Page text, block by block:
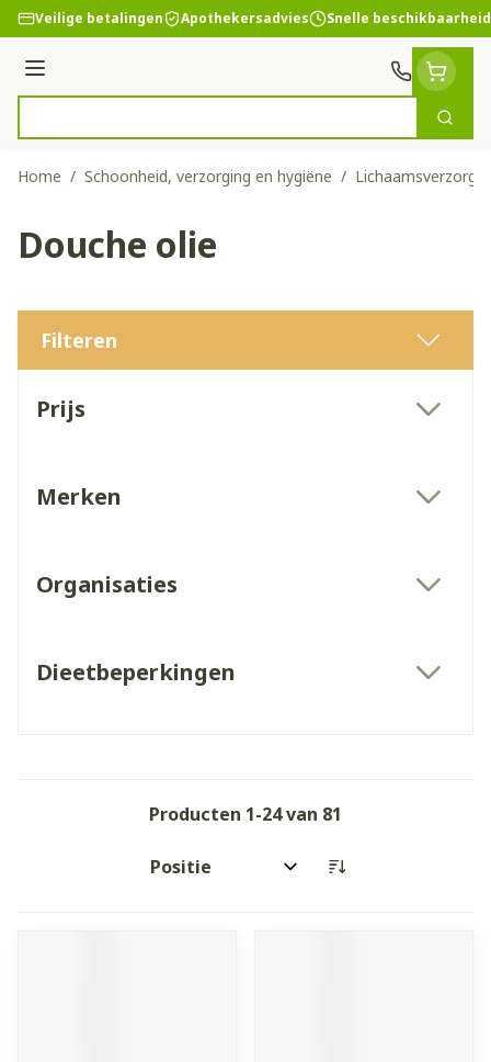
Ga naar de inhoud
Veilige betalingen Apothekersadvies Snelle beschikbaarheid
Menu
Zoek
Home / Schoonheid, verzorging en hygiëne /
Douche olie
Filteren
Prijs
Merken
Organisaties
Dieetbeperkingen
Producten 1-24van 81
Sorteer op: